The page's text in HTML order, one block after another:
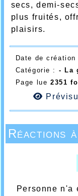
secs, demi-
plus fruités,
plaisirs.
Date de création
Catégorie : - La
Page lue 2351
Réactions
Personne n'a